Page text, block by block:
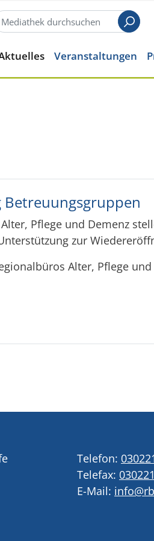
Veranstaltungen
Pflege und Demenz
zur
Alter, Pflege
Telefon:
Telefax:
E-Mail: